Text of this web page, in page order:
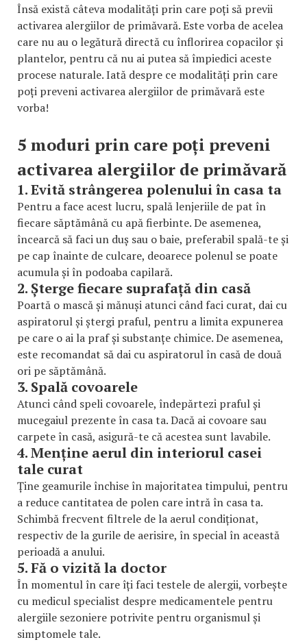
Însă există câteva modalități prin care poți să previi
activarea alergiilor de primăvară. Este vorba de acelea
care nu au o legătură directă cu înflorirea copacilor și
plantelor, pentru că nu ai putea să împiedici aceste
procese naturale. Iată despre ce modalități prin care
poți preveni activarea alergiilor de primăvară este
vorba!
5 moduri prin care poți preveni
activarea alergiilor de primăvară
1. Evită strângerea polenului în casa ta
Pentru a face acest lucru, spală lenjeriile de pat în
fiecare săptămână cu apă fierbinte. De asemenea,
încearcă să faci un duș sau o baie, preferabil spală-te și
pe cap înainte de culcare, deoarece polenul se poate
acumula și în podoaba capilară.
2. Șterge fiecare suprafață din casă
Poartă o mască și mănuși atunci când faci curat, dai cu
aspiratorul și ștergi praful, pentru a limita expunerea
pe care o ai la praf și substanțe chimice. De asemenea,
este recomandat să dai cu aspiratorul în casă de două
ori pe săptămână.
3. Spală covoarele
Atunci când speli covoarele, îndepărtezi praful și
mucegaiul prezente în casa ta. Dacă ai covoare sau
carpete în casă, asigură-te că acestea sunt lavabile.
4. Menține aerul din interiorul casei
tale curat
Ține geamurile închise în majoritatea timpului, pentru
a reduce cantitatea de polen care intră în casa ta.
Schimbă frecvent filtrele de la aerul condiționat,
respectiv de la gurile de aerisire, în special în această
perioadă a anului.
5. Fă o vizită la doctor
În momentul în care îți faci testele de alergii, vorbește
cu medicul specialist despre medicamentele pentru
alergiile sezoniere potrivite pentru organismul și
simptomele tale.